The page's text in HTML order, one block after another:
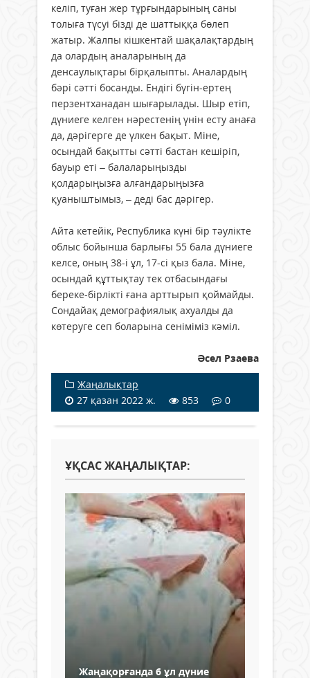
келіп, туған жер тұрғындарының саны
толыға түсуі бізді де шаттыққа бөлеп
жатыр. Жалпы кішкентай шақалақтардың
да олардың аналарының да
денсаулықтары бірқалыпты. Аналардың
бәрі сәтті босанды. Ендігі бүгін-ертең
перзентханадан шығарылады. Шыр етіп,
дүниеге келген нәрестенің үнін есту анаға
да, дәрігерге де үлкен бақыт. Міне,
осындай бақытты сәтті бастан кешіріп,
бауыр еті – балаларыңызды
қолдарыңызға алғандарыңызға
қуаныштымыз, – деді бас дәрігер.
Айта кетейік, Республика күні бір тәулікте
облыс бойынша барлығы 55 бала дүниеге
келсе, оның 38-і ұл, 17-сі қыз бала. Міне,
осындай құттықтау тек отбасындағы
береке-бірлікті ғана арттырып қоймайды.
Сондайақ демографиялық ахуалды да
көтеруге сеп боларына сеніміміз кәміл.
Әсел Рзаева
Жаңалықтар
27 қазан 2022 ж.
853 0
ҰҚСАС ЖАҢАЛЫҚТАР:
Жаңақорғанда 6 ұл дүние